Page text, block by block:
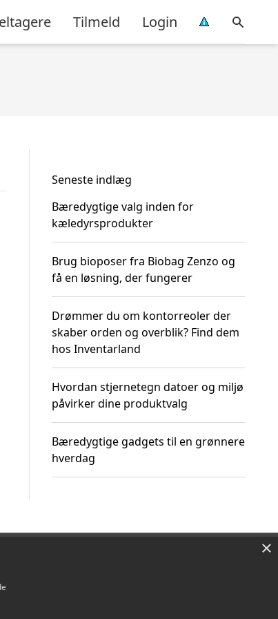
Tilmeld Login
Seneste indlæg
Bæredygtige valg inden for
kæledyrsprodukter
Brug bioposer fra Biobag Zenzo og
få en løsning, der fungerer
Drømmer du om kontorreoler der
skaber orden og overblik? Find dem
hos Inventarland
Hvordan stjernetegn datoer og miljø
påvirker dine produktvalg
Bæredygtige gadgets til en grønnere
hverdag
×